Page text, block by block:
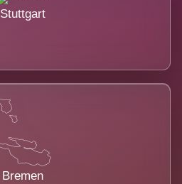
Stuttgart
Bremen